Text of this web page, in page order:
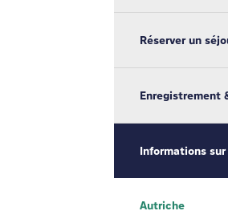
Réserver un
Enregistrement
Informations
Autriche